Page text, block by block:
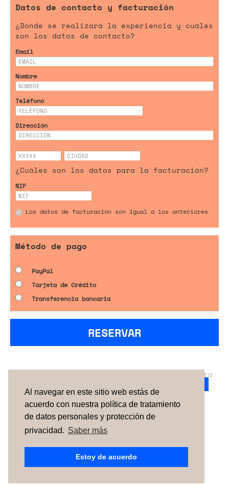
Al navegar en este sitio web estás de
acuerdo con nuestra política de tratamiento
de datos personales y protección de
privacidad. Saber más
Estoy de acuerdo
Datos de contacto y facturación
¿Dónde se realizará la experiencia y cuáles
son los datos de contacto?
Email
Nombre
Teléfono
Dirección
¿Cuáles son los datos para la facturación?
NIF
Los datos de facturación son igual a los anteriores
Método de pago
PayPal
Tarjeta de Crédito
Transferencia bancaria
RESERVAR
¿No has encontrado el servicio perfecto para
TÉRMINOS Y CONDICIONES
SOBRE NOSOTROS
CÓMO FUNCIONA
CONTACTO
ESPAÑA| PORTUGAL | UNITED KINGDOM